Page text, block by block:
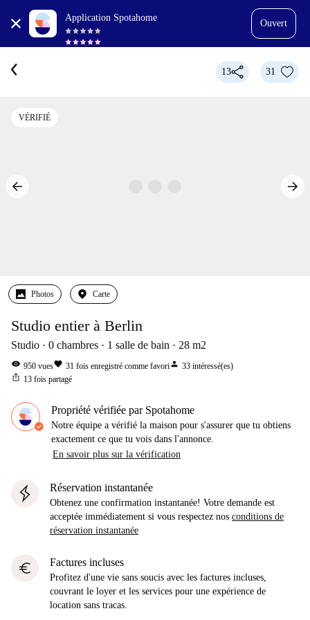
Application Spotahome
Ouvert
13 31
VÉRIFIÉ
Photos Carte
Studio entier à Berlin
Studio 0 chambres 1 salle de bain 28 m2
visibility 950 vuesfavorite 31 fois enregistré comme favoriperson 33 intéressé(es)
ios_share 13 fois partagé
Propriété vérifiée par Spotahome
Notre équipe a vérifié la maison pour s'assurer que tu obtiens
exactement ce que tu vois dans l'annonce.
En savoir plus sur la vérification
Réservation instantanée
Obtenez une confirmation instantanée! Votre demande est
acceptée immédiatement si vous respectez nos conditions de
réservation instantanée
euro Factures incluses
Profitez d'une vie sans soucis avec les factures incluses,
couvrant le loyer et les services pour une expérience de
location sans tracas.